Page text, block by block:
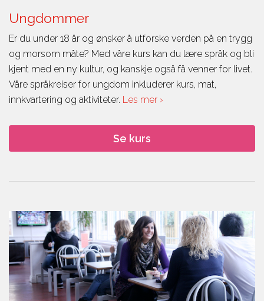
Ungdommer
Er du under 18 år og ønsker å utforske verden på en trygg
og morsom måte? Med våre kurs kan du lære språk og bli
kjent med en ny kultur, og kanskje også få venner for livet.
Våre språkreiser for ungdom inkluderer kurs, mat,
innkvartering og aktiviteter. Les mer ›
Se kurs